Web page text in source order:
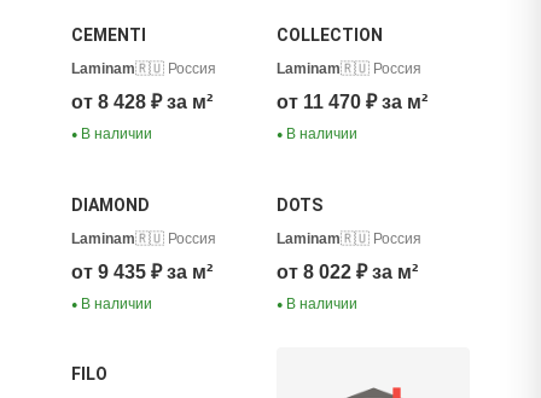
CEMENTI
Laminam🇷🇺 Россия
от 8 428 ₽ за м²
● В наличии
COLLECTION
Laminam🇷🇺 Россия
от 11 470 ₽ за м²
● В наличии
DIAMOND
Laminam🇷🇺 Россия
от 9 435 ₽ за м²
● В наличии
DOTS
Laminam🇷🇺 Россия
от 8 022 ₽ за м²
● В наличии
FILO